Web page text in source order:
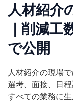
人材紹介
｜削減
で公開
人材紹介の現場
選考、面接、日
すべての業務に